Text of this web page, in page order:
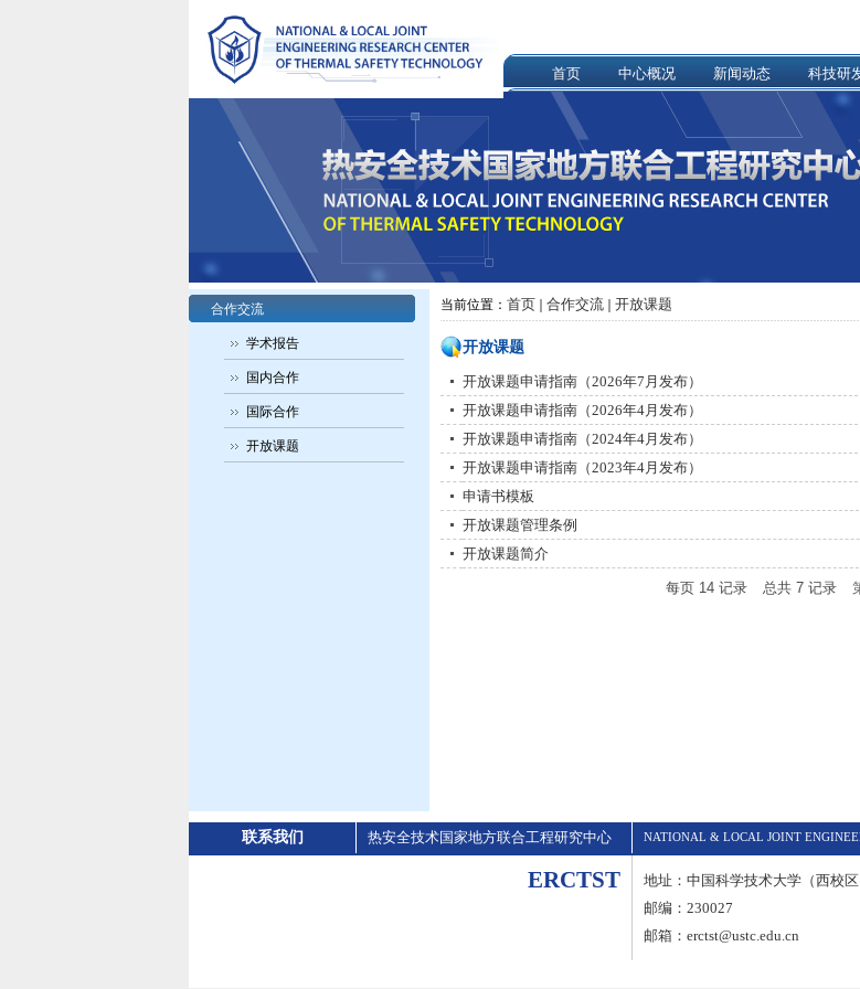
首页 中心概况 新闻动态 科技研
合作交流
学术报告
国内合作
国际合作
开放课题
当前位置： 首页 合作交流 开放课题
开放课题
开放课题申请指南（2026年7月发布）
开放课题申请指南（2026年4月发布）
开放课题申请指南（2024年4月发布）
开放课题申请指南（2023年4月发布）
申请书模板
开放课题管理条例
开放课题简介
每页 14 记录 总共 7 记录
联系我们 热安全技术国家地方联合工程研究中心 NATIONAL & LOCAL JOINT
ERCTST 地址：中国科学技术大学（西校区
邮编：230027
邮箱：erctst@ustc.edu.cn